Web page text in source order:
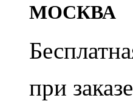
МОСКВА
при